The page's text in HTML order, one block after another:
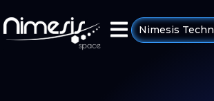
Nimesis